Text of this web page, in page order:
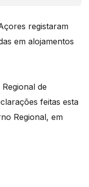
registaram
em alojamentos
de
feitas esta
Regional, em